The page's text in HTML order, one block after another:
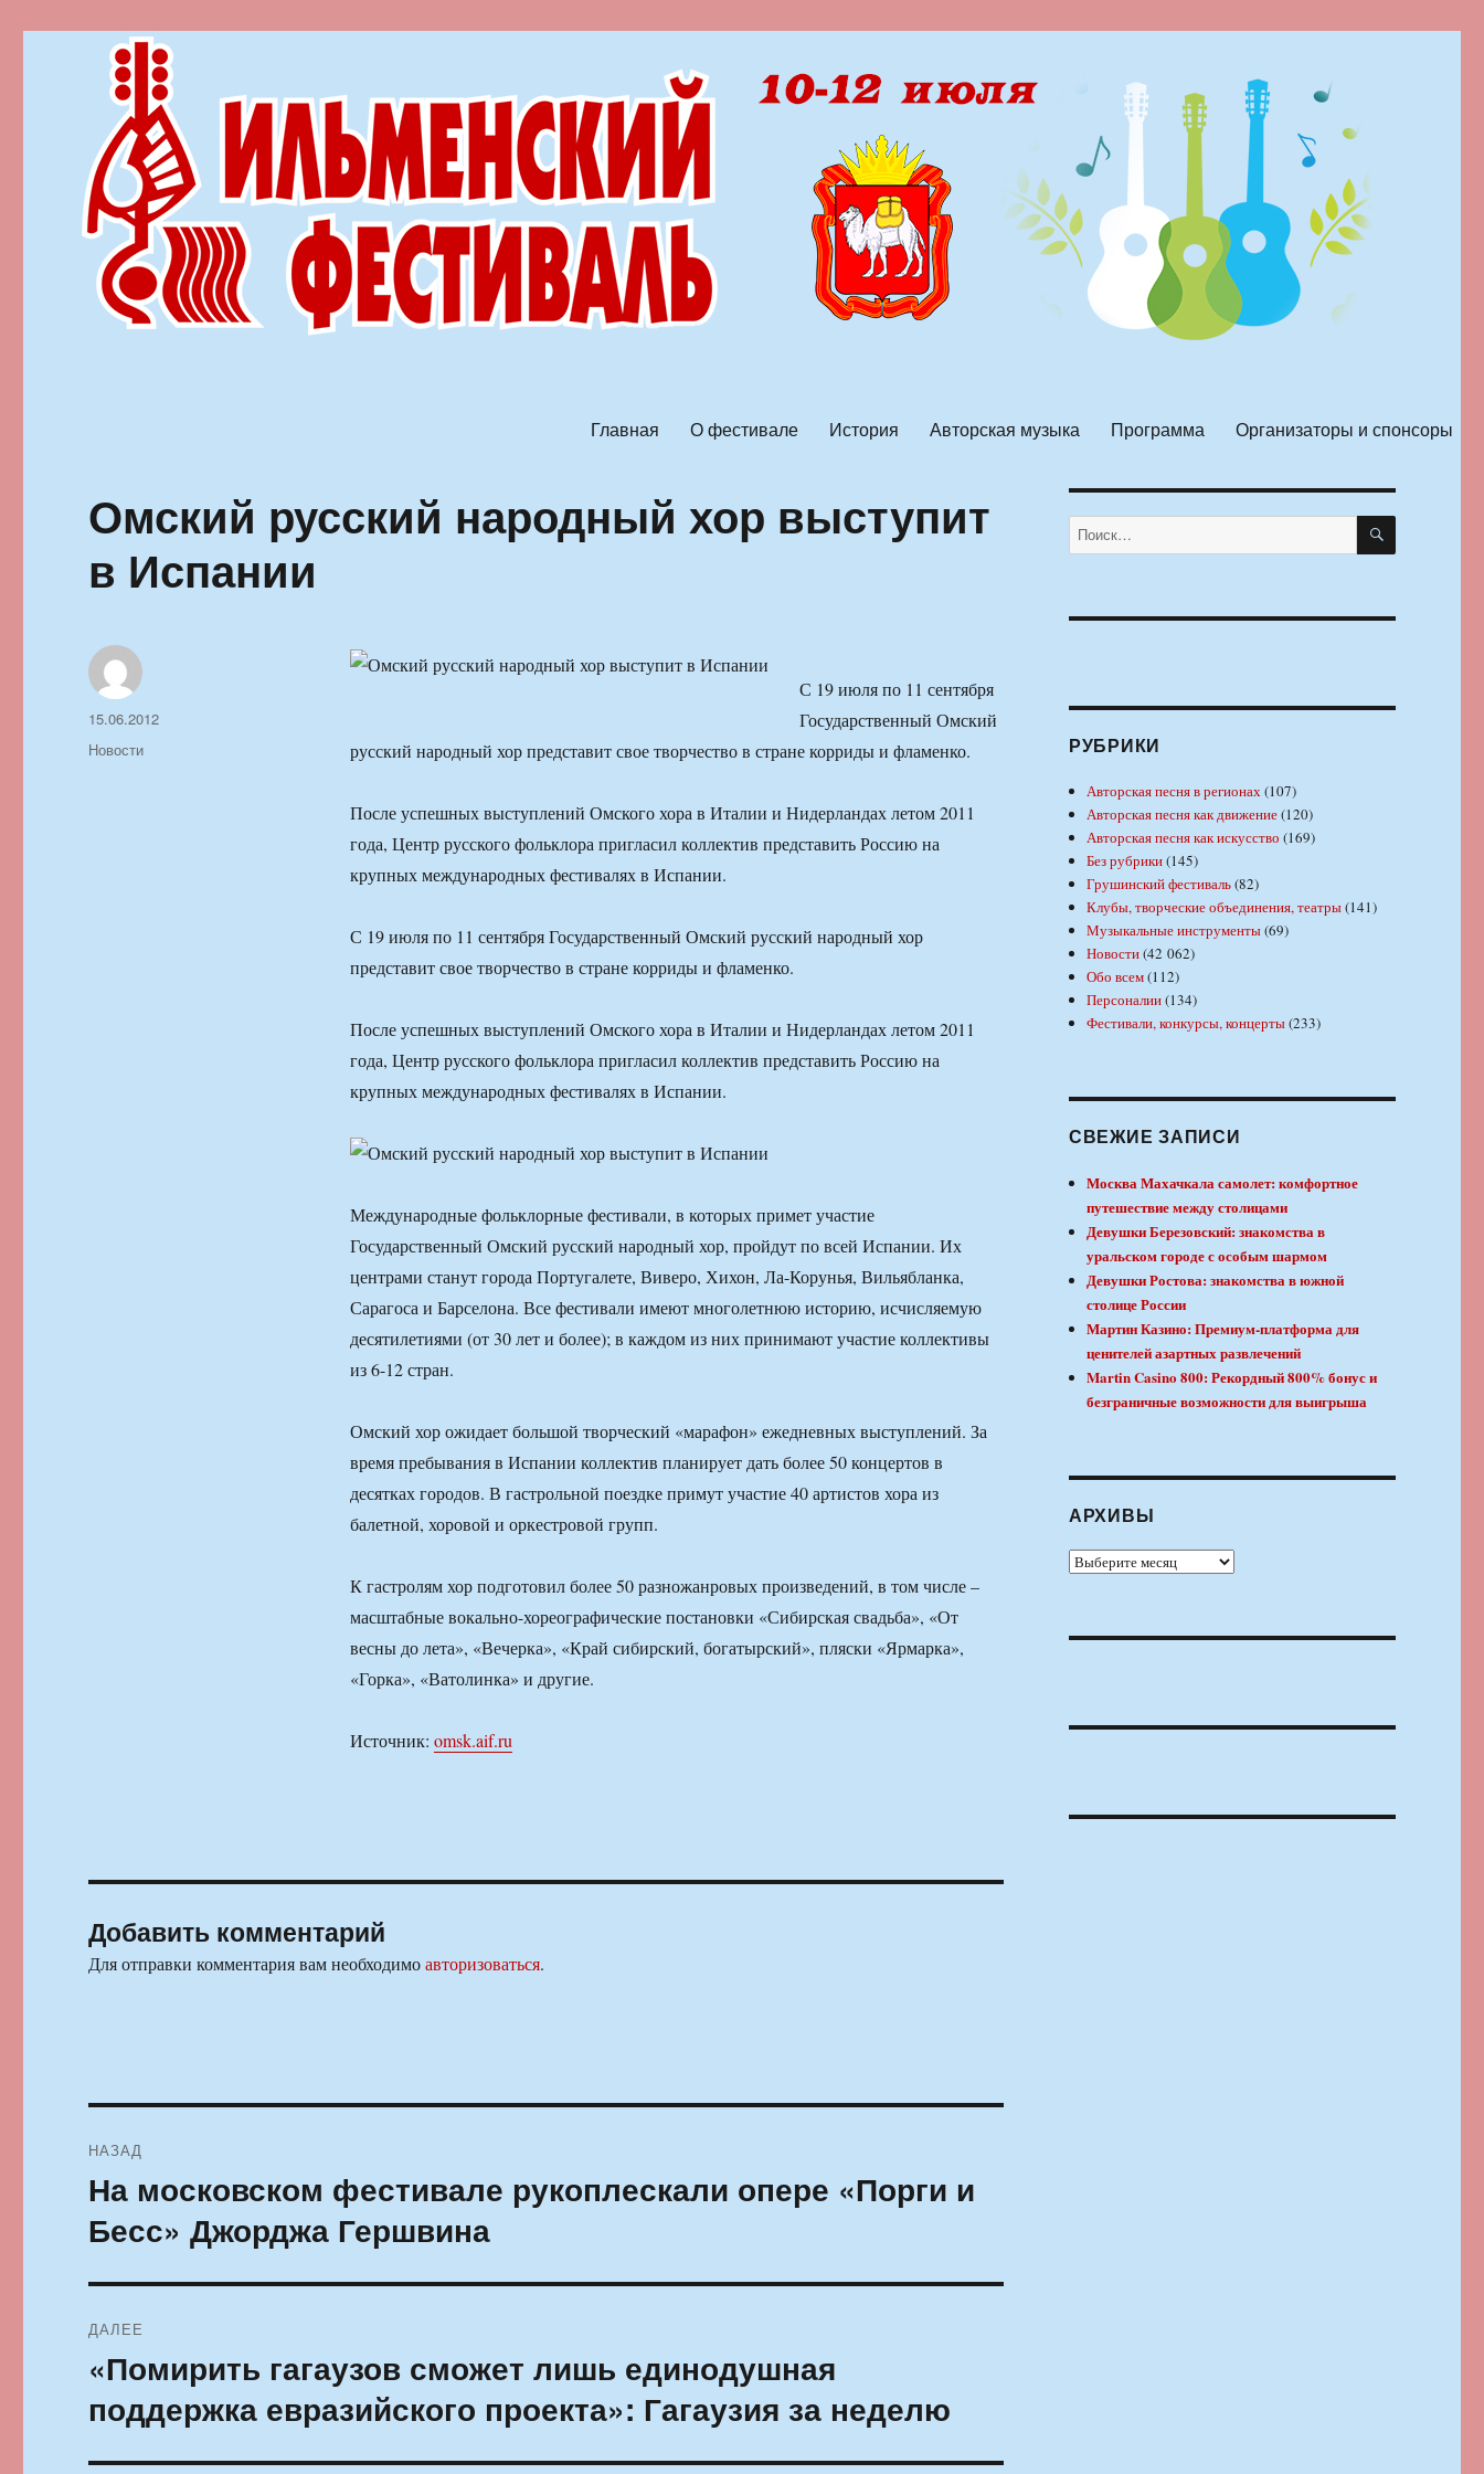
Главная О фестивале История Авторская музыка Программа Организаторы и спонсоры
Омский русский народный хор выступит
в Испании
С 19 июля по 11 сентября
Государственный Омский
русский народный хор представит свое творчество в стране корриды и фламенко.
После успешных выступлений Омского хора в Италии и Нидерландах летом 2011
года, Центр русского фольклора пригласил коллектив представить Россию на
крупных международных фестивалях в Испании.
С 19 июля по 11 сентября Государственный Омский русский народный хор
представит свое творчество в стране корриды и фламенко.
После успешных выступлений Омского хора в Италии и Нидерландах летом 2011
года, Центр русского фольклора пригласил коллектив представить Россию на
крупных международных фестивалях в Испании.
Международные фольклорные фестивали, в которых примет участие
Государственный Омский русский народный хор, пройдут по всей Испании. Их
центрами станут города Португалете, Виверо, Хихон, Ла-Корунья, Вильябланка,
Сарагоса и Барселона. Все фестивали имеют многолетнюю историю, исчисляемую
десятилетиями (от 30 лет и более); в каждом из них принимают участие коллективы
из 6-12 стран.
Омский хор ожидает большой творческий «марафон» ежедневных выступлений. За
время пребывания в Испании коллектив планирует дать более 50 концертов в
десятках городов. В гастрольной поездке примут участие 40 артистов хора из
балетной, хоровой и оркестровой групп.
К гастролям хор подготовил более 50 разножанровых произведений, в том числе –
масштабные вокально-хореографические постановки «Сибирская свадьба», «От
весны до лета», «Вечерка», «Край сибирский, богатырский», пляски «Ярмарка»,
«Горка», «Ватолинка» и другие.
Источник: omsk.aif.ru
Автор
Опубликовано
15.06.2012
Рубрики
Новости
Добавить комментарий
Для отправки комментария вам необходимоавторизоваться.
по
записям
НАЗАД
Предыдущая
На московском фестивале рукоплескали опере «Порги и
Бесс» Джорджа Гершвина
ДАЛЕЕ
Следующая
«Помирить гагаузов сможет лишь единодушная
поддержка евразийского проекта»: Гагаузия за неделю
Искать: ПОИСК
РУБРИКИ
Авторская песня в регионах(107)
Авторская песня как движение(120)
Авторская песня как искусство (169)
Без рубрики(145)
Грушинский фестиваль(82)
Клубы, творческие объединения, театры(141)
Музыкальные инструменты(69)
Новости(42 062)
Обо всем(112)
Персоналии(134)
Фестивали, конкурсы, концерты(233)
СВЕЖИЕ ЗАПИСИ
Москва Махачкала самолет: комфортное
путешествие между столицами
Девушки Березовский: знакомства в
уральском городе с особым шармом
Девушки Ростова: знакомства в южной
столице России
Мартин Казино: Премиум-платформа для
ценителей азартных развлечений
Martin Casino 800: Рекордный 800% бонус и
безграничные возможности для выигрыша
АРХИВЫ
Архивы